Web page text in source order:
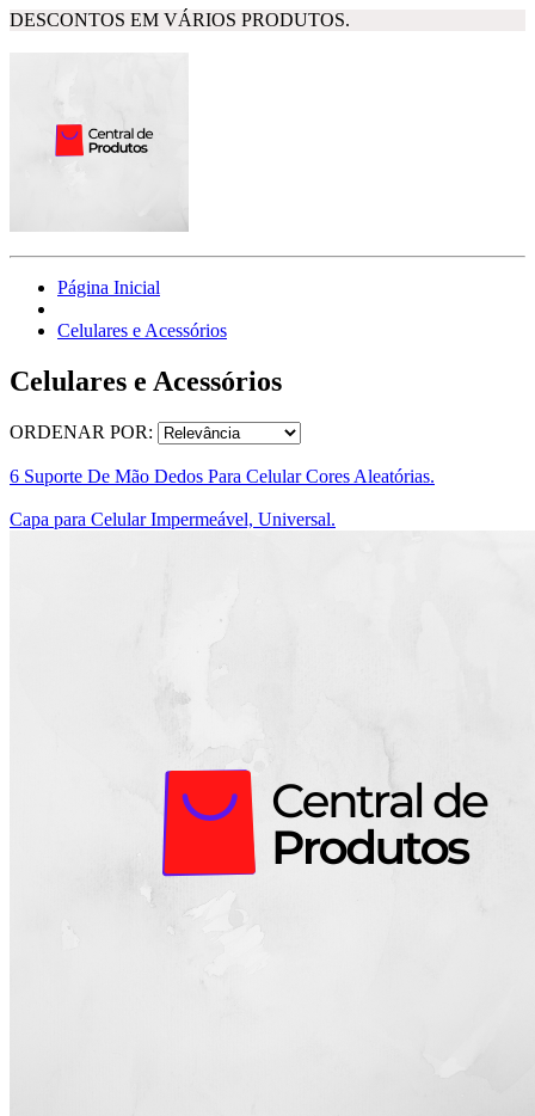
DESCONTOS EM VÁRIOS PRODUTOS.
Página Inicial
Celulares e Acessórios
Celulares e Acessórios
ORDENAR POR:
6 Suporte De Mão Dedos Para Celular Cores Aleatórias.
Capa para Celular Impermeável, Universal.